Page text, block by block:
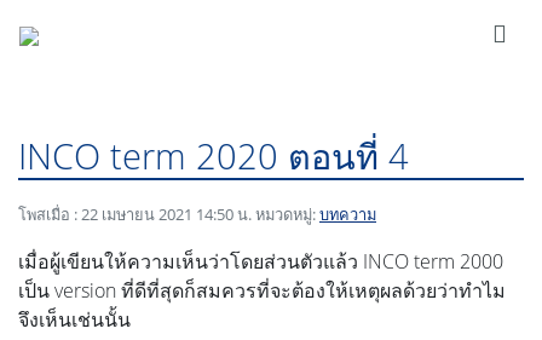
INCO term 2020 ตอนที่ 4
โพสเมื่อ : 22 เมษายน 2021 14:50 น. หมวดหมู่:บทความ
เมื่อผู้เขียนให้ความเห็นว่าโดยส่วนตัวแล้ว INCO term 2000
เป็น version ที่ดีที่สุดก็สมควรที่จะต้องให้เหตุผลด้วยว่าทำไม
จึงเห็นเช่นนั้น